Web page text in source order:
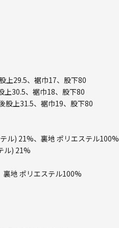
上29.5、裾巾17、股下80
上30.5、裾巾18、股下80
股上31.5、裾巾19、股下80
ル) 21%、裏地 ポリエステル100%
ル) 21%
地 ポリエステル100%